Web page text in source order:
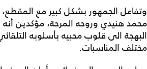
وتفاعل الجمهور بشكل كبير مع
محمد هنيدي وروحه المرحة، مؤكدين أنه
البهجة الى قلوب محبيه بأسلوبه
مختلف المناسبات.